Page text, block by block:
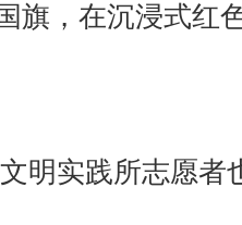
旗，在沉浸式红
明实践所志愿者